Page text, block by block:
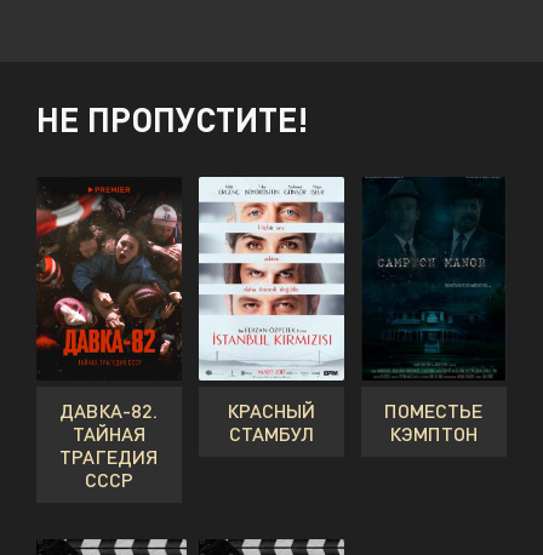
НЕ ПРОПУСТИТЕ!
ДАВКА-82.
ТАЙНАЯ
ТРАГЕДИЯ
СССР
КРАСНЫЙ
СТАМБУЛ
ПОМЕСТЬЕ
КЭМПТОН